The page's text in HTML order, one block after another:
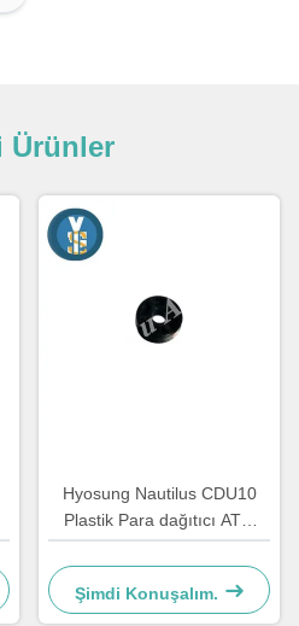
Ürünler
Hyosung Nautilus CDU10
Plastik Para dağıtıcı ATM
Roller Otomatik Banka
Makinesi Parçaları
Şimdi Konuşalım.